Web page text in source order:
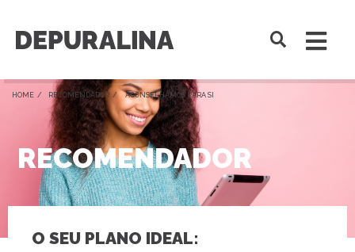
HOME / RECOMENDADOR / ACONSELHAMOS PARA SI
RECOMENDADOR
O SEU PLANO IDEAL: